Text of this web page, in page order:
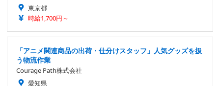
東京都
時給1,700円～
「アニメ関連商品の出荷・仕分けスタッフ」人気グッズを扱
う物流作業
Courage Path株式会社
愛知県